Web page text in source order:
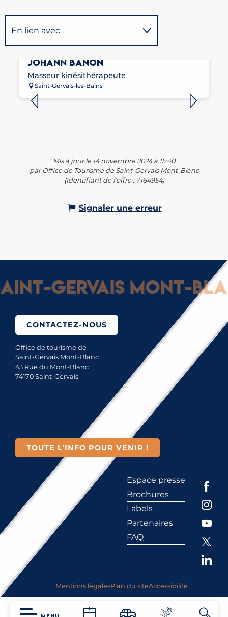
En lien avec
Sur place
JOHANN BANON
Masseur kinésithérapeute
Saint-Gervais-les-Bains
Mis à jour le 14 novembre 2024 à 15:40
par Office de Tourisme de Saint-Gervais Mont-Blanc
(Identifiant de l'offre : 7164954)
Signaler une erreur
Gervais Mont-
CONTACTEZ-NOUS
Office de tourisme de
Saint-Gervais Mont-Blanc
43 Rue du Mont-Blanc
74170 Saint-Gervais
TOUTE L'INFO POUR VENIR !
Espace presse
Brochures
Labels
Partenaires
FAQ
Mentions légalesPlan du siteAccessibilité